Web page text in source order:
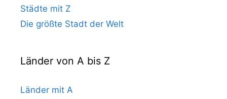
Städte mit Z
Die größte Stadt der Welt
Länder von A bis Z
Länder mit A